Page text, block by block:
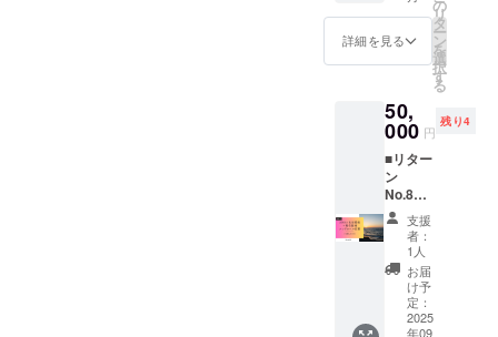
材料・
は商品
ラベル
ルギー
をお持
ちの方
は必ず
ラベル
をご確
認くだ
さい
項・条
健所許
可事業
造 ・原
材料・
添加物
は商品
ラベル
で表示
・アレ
ルギー
をお持
ちの方
は必ず
ラベル
をご確
会場に
てお渡
し 雨天
10月5日
量限定
30口。
項・条
件
②【イ
ベント
参加リ
ター
ン】 ・
交通
費・滞
在費：
動報告
動画と
2025年
11月末
までに
限定公
開URL
で送
付。 注
意事
項・条
件 ・天
候によ
りラン
タンの
観光協
会公式
Instagr
amにお
（また
はハン
ドル）
を掲
載。あ
なたの
応援を
広く発
信し、
復興の
輪を広
げる“見
て応
詳細を見る
の
リ
タ
ー
ン
を
選
択
す
る
50,
000 円
残り4
■リター
ン
No.8
プレミ
アムエ
ンド
ロール
クレ
ジッ
ト 価
支援
者：
1人
お届
け予
定：
2025
年09